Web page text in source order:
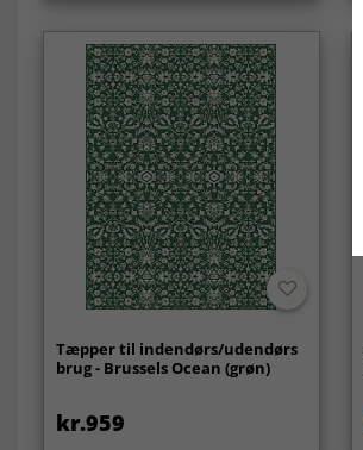
Tæpper til indendørs/udendørs
brug - Brussels Ocean (grøn)
kr.959